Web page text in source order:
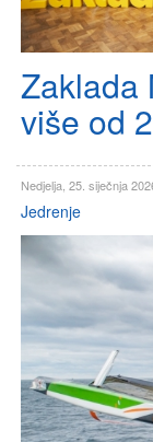
Zaklada
više od
Nedjelja, 25. siječnja
Jedrenje